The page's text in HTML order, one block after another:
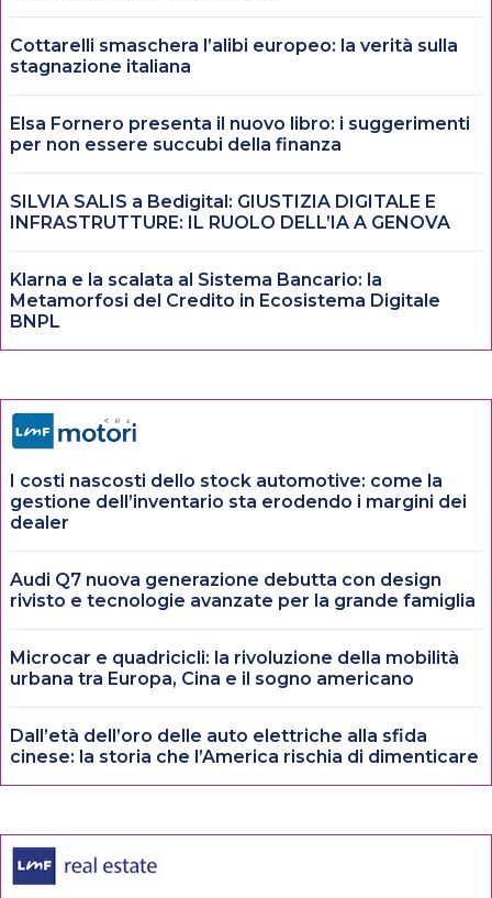
Cottarelli smaschera l’alibi europeo: la verità sulla
stagnazione italiana
Elsa Fornero presenta il nuovo libro: i suggerimenti
per non essere succubi della finanza
SILVIA SALIS a Bedigital: GIUSTIZIA DIGITALE E
INFRASTRUTTURE: IL RUOLO DELL’IA A GENOVA
Klarna e la scalata al Sistema Bancario: la
Metamorfosi del Credito in Ecosistema Digitale
BNPL
I costi nascosti dello stock automotive: come la
gestione dell’inventario sta erodendo i margini dei
dealer
Audi Q7 nuova generazione debutta con design
rivisto e tecnologie avanzate per la grande famiglia
Microcar e quadricicli: la rivoluzione della mobilità
urbana tra Europa, Cina e il sogno americano
Dall’età dell’oro delle auto elettriche alla sfida
cinese: la storia che l’America rischia di dimenticare